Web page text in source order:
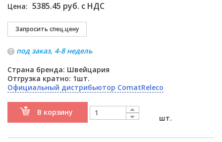
Цена: 5385.45 руб. с НДС
под заказ, 4-8 недель
Страна бренда: Швейцария
Отгрузка кратно: 1шт.
Официальный дистрибьютор ComatReleco
В корзину
шт.